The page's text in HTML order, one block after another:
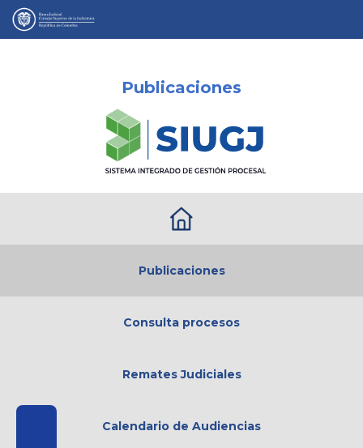
Publicaciones
Publicaciones
Consulta procesos
Remates Judiciales
Calendario de Audiencias